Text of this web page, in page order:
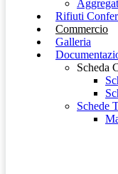
Rifiuti
Commercio
Galleria
Scheda
Schede